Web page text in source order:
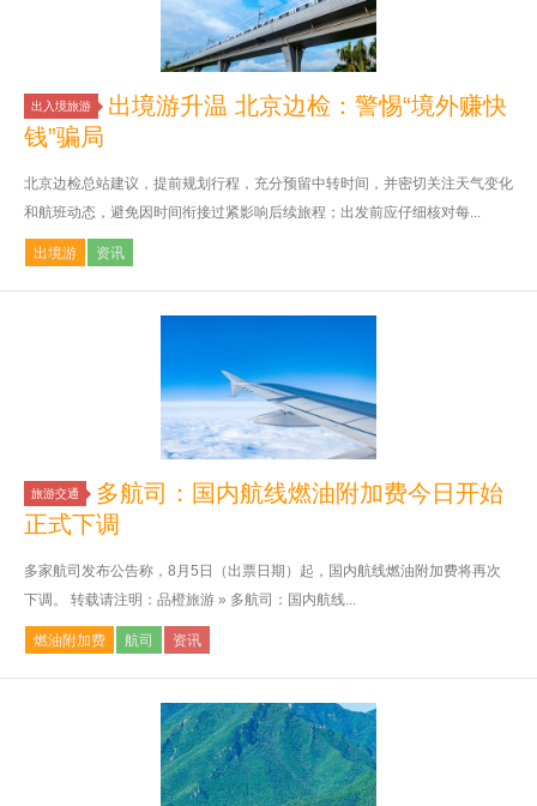
出入境旅游
出境游升温 北京边检：警惕“境外赚快
钱”骗局
北京边检总站建议，提前规划行程，充分预留中转时间，并密切关注天气变化
和航班动态，避免因时间衔接过紧影响后续旅程；出发前应仔细核对每...
出境游 资讯
旅游交通
多航司：国内航线燃油附加费今日开始
正式下调
多家航司发布公告称，8月5日（出票日期）起，国内航线燃油附加费将再次
下调。 转载请注明：品橙旅游 » 多航司：国内航线...
燃油附加费 航司 资讯